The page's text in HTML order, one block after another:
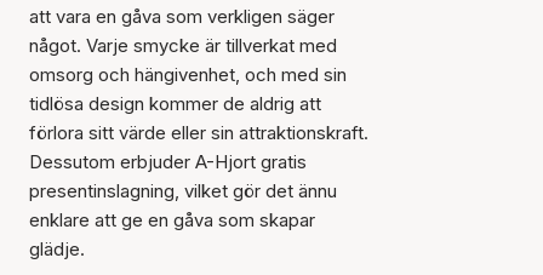
att vara en gåva som verkligen säger
något. Varje smycke är tillverkat med
omsorg och hängivenhet, och med sin
tidlösa design kommer de aldrig att
förlora sitt värde eller sin attraktionskraft.
Dessutom erbjuder A-Hjort gratis
presentinslagning, vilket gör det ännu
enklare att ge en gåva som skapar
glädje.